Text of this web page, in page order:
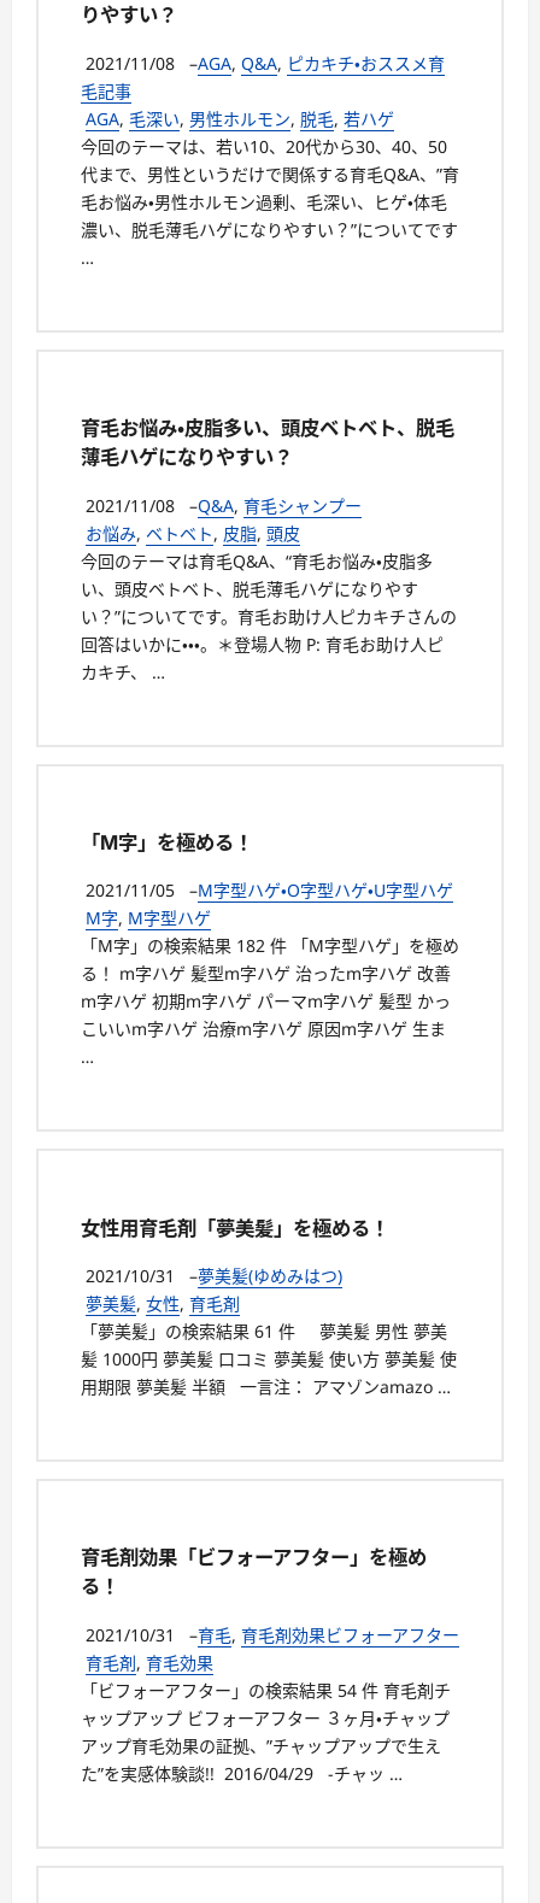
りやすい？
2021/11/08 –AGA, Q&A, ピカキチ・おススメ育
毛記事
AGA, 毛深い, 男性ホルモン, 脱毛, 若ハゲ
今回のテーマは、若い10、20代から30、40、50
代まで、男性というだけで関係する育毛Q&A、”育
毛お悩み・男性ホルモン過剰、毛深い、ヒゲ・体毛
濃い、脱毛薄毛ハゲになりやすい？”についてです
…
育毛お悩み・皮脂多い、頭皮ベトベト、脱毛
薄毛ハゲになりやすい？
2021/11/08 –Q&A, 育毛シャンプー
お悩み, ベトベト, 皮脂, 頭皮
今回のテーマは育毛Q&A、“育毛お悩み・皮脂多
い、頭皮ベトベト、脱毛薄毛ハゲになりやす
い？”についてです。育毛お助け人ピカキチさんの
回答はいかに・・・。＊登場人物 P: 育毛お助け人ピ
カキチ、 …
「M字」を極める！
2021/11/05 –M字型ハゲ・O字型ハゲ・U字型ハゲ
M字, M字型ハゲ
「M字」の検索結果 182 件 「M字型ハゲ」を極め
る！ m字ハゲ 髪型m字ハゲ 治ったm字ハゲ 改善
m字ハゲ 初期m字ハゲ パーマm字ハゲ 髪型 かっ
こいいm字ハゲ 治療m字ハゲ 原因m字ハゲ 生ま
…
女性用育毛剤「夢美髪」を極める！
2021/10/31 –夢美髪(ゆめみはつ)
夢美髪, 女性, 育毛剤
「夢美髪」の検索結果 61 件 夢美髪 男性 夢美
髪 1000円 夢美髪 口コミ 夢美髪 使い方 夢美髪 使
用期限 夢美髪 半額 一言注： アマゾンamazo …
育毛剤効果「ビフォーアフター」を極め
る！
2021/10/31 –育毛, 育毛剤効果ビフォーアフター
育毛剤, 育毛効果
「ビフォーアフター」の検索結果 54 件 育毛剤チ
ャップアップ ビフォーアフター ３ヶ月・チャップ
アップ育毛効果の証拠、”チャップアップで生え
た”を実感体験談!! 2016/04/29 -チャッ …